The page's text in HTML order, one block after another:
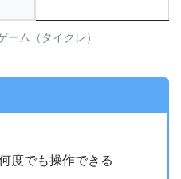
ーム（タイクレ）
度でも操作できる